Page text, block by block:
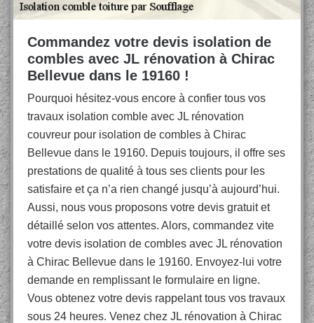
Commandez votre devis isolation de
combles avec JL rénovation à Chirac
Bellevue dans le 19160 !
Pourquoi hésitez-vous encore à confier tous vos
travaux isolation comble avec JL rénovation
couvreur pour isolation de combles à Chirac
Bellevue dans le 19160. Depuis toujours, il offre ses
prestations de qualité à tous ses clients pour les
satisfaire et ça n’a rien changé jusqu’à aujourd’hui.
Aussi, nous vous proposons votre devis gratuit et
détaillé selon vos attentes. Alors, commandez vite
votre devis isolation de combles avec JL rénovation
à Chirac Bellevue dans le 19160. Envoyez-lui votre
demande en remplissant le formulaire en ligne.
Vous obtenez votre devis rappelant tous vos travaux
sous 24 heures. Venez chez JL rénovation à Chirac